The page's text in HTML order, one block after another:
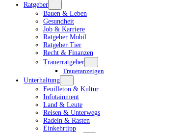
Ratgeber
Bauen & Leben
Gesundheit
Job & Karriere
Ratgeber Mobil
Ratgeber Tier
Recht & Finanzen
Trauerratgeber
Traueranzeigen
Unterhaltung
Feuilleton & Kultur
Infotainment
Land & Leute
Reisen & Unterwegs
Radeln & Rasten
Einkehrtipp